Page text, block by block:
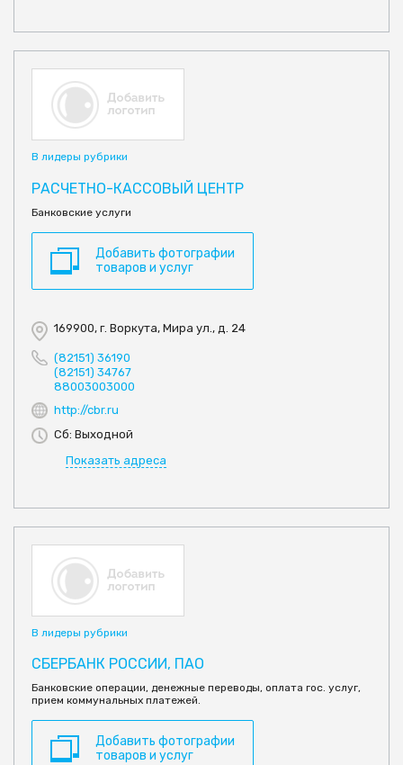
В лидеры рубрики
РАСЧЕТНО-КАССОВЫЙ ЦЕНТР
Банковские услуги
Добавить фотографии
товаров и услуг
169900, г. Воркута, Мира ул., д. 24
(82151) 36190
(82151) 34767
88003003000
http://cbr.ru
Сб: Выходной
Показать адреса
В лидеры рубрики
СБЕРБАНК РОССИИ, ПАО
Банковские операции, денежные переводы, оплата гос. услуг,
прием коммунальных платежей.
Добавить фотографии
товаров и услуг